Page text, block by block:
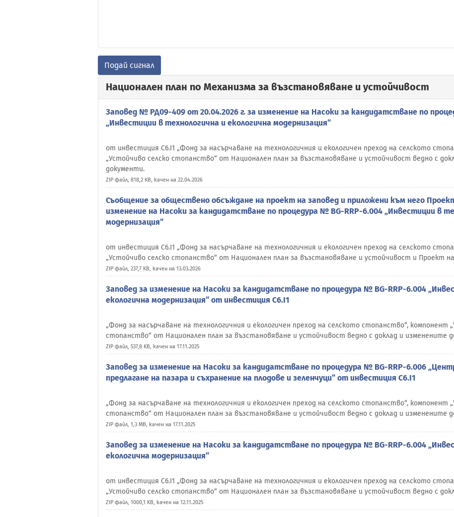
Подай сигнал
Национален план по Механизма за възстановяване и устойчивост
Заповед № РД09-409 от 20.04.2026 г. за изменение на Насоки за кандидатстване по
„Инвестиции в технологична и екологична модернизация“
от инвестиция C6.I1 „Фонд за насърчаване на технологичния и екологичен преход на селското
„Устойчиво селско стопанство“ от Национален план за възстановяване и устойчивост ведно с
документи.
ZIP файл, 818,2 KB, качен на 22.04.2026
Съобщение за обществено обсъждане на проект на заповед и приложени към него
изменение на Насоки за кандидатстване по процедура № BG-RRP-6.004 „Инвестиции в
модернизация“
от инвестиция C6.I1 „Фонд за насърчаване на технологичния и екологичен преход на селското
„Устойчиво селско стопанство“ от Национален план за възстановяване и устойчивост и Проект
ZIP файл, 237,7 KB, качен на 13.03.2026
Заповед за изменение на Насоки за кандидатстване по процедура № BG-RRP-6.004
екологична модернизация“ от инвестиция C6.I1
„Фонд за насърчаване на технологичния и екологичен преход на селското стопанство“, компонент
стопанство“ от Национален план за възстановяване и устойчивост ведно с доклад и изменените
ZIP файл, 537,8 KB, качен на 17.11.2025
Заповед за изменение на Насоки за кандидатстване по процедура № BG-RRP-6.006
предлагане на пазара и съхранение на плодове и зеленчуци“ от инвестиция C6.I1
„Фонд за насърчаване на технологичния и екологичен преход на селското стопанство“, компонент
стопанство“ от Национален план за възстановяване и устойчивост ведно с доклад и изменените
ZIP файл, 1,3 MB, качен на 17.11.2025
Заповед за изменение на Насоки за кандидатстване по процедура № BG-RRP-6.004
екологична модернизация“
от инвестиция C6.I1 „Фонд за насърчаване на технологичния и екологичен преход на селското
„Устойчиво селско стопанство“ от Национален план за възстановяване и устойчивост ведно с
ZIP файл, 1000,1 KB, качен на 12.11.2025